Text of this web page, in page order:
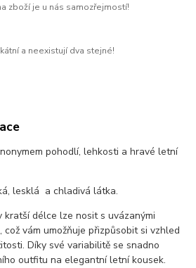
zboží je u nás samozřejmostí!
a neexistují dva stejné!
pohodlí, lehkosti a hravé letní
lesklá a chladivá látka.
délce lze nosit s uvázanými
vám umožňuje přizpůsobit si vzhled
Díky své variabilitě se snadno
outfitu na elegantní letní kousek.